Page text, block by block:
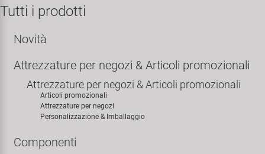
Parafanghi e Protezione Telaio
Pompe
Portapacchi
Rimorchi
Prodotti Cura / Riparazione
arredamento-negozio
Pedali
Pneumatici Bicicletta
Reggisella
KUJO
Litemove
M-Wave
Tutti i prodotti
Novità
Attrezzature per negozi & Articoli promozionali
Attrezzature per negozi & Articoli promozionali
Articoli promozionali
Attrezzature per negozi
Personalizzazione & Imballaggio
Componenti